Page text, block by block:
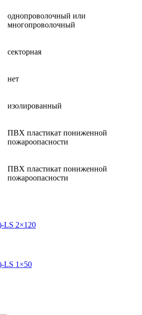
однопроволочный или
многопроволочный
секторная
нет
изолированный
ПВХ пластикат пониженной
пожароопасности
ПВХ пластикат пониженной
пожароопасности
2×120
1×50